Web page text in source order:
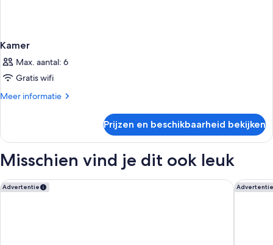
Kamer
Max. aantal: 6
Gratis wifi
Meer informatie
Meer
Prijzen en beschikbaarheid bekijken
Misschien vind je dit ook leuk
Advertentie
Tenseien Odawara Station Annex Advertentie
Rakuten